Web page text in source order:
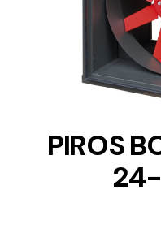
PIROS